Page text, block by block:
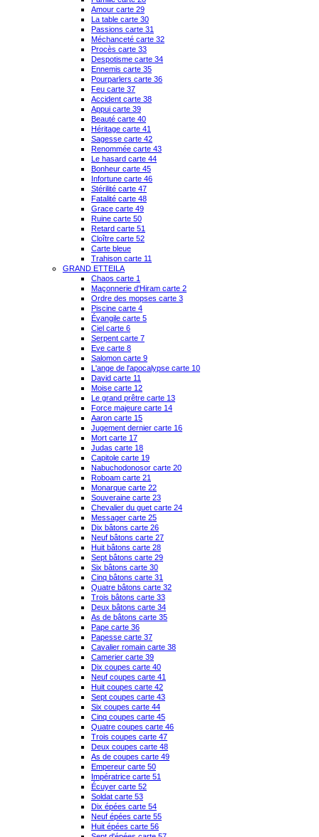
Amour carte 29
La table carte 30
Passions carte 31
Méchanceté carte 32
Procès carte 33
Despotisme carte 34
Ennemis carte 35
Pourparlers carte 36
Feu carte 37
Accident carte 38
Appui carte 39
Beauté carte 40
Héritage carte 41
Sagesse carte 42
Renommée carte 43
Le hasard carte 44
Bonheur carte 45
Infortune carte 46
Stérilité carte 47
Fatalité carte 48
Grace carte 49
Ruine carte 50
Retard carte 51
Cloître carte 52
Carte bleue
Trahison carte 11
GRAND ETTEILA
Chaos carte 1
Maçonnerie d'Hiram carte 2
Ordre des mopses carte 3
Piscine carte 4
Évangile carte 5
Ciel carte 6
Serpent carte 7
Eve carte 8
Salomon carte 9
L'ange de l'apocalypse carte 10
David carte 11
Moise carte 12
Le grand prêtre carte 13
Force majeure carte 14
Aaron carte 15
Jugement dernier carte 16
Mort carte 17
Judas carte 18
Capitole carte 19
Nabuchodonosor carte 20
Roboam carte 21
Monarque carte 22
Souveraine carte 23
Chevalier du guet carte 24
Messager carte 25
Dix bâtons carte 26
Neuf bâtons carte 27
Huit bâtons carte 28
Sept bâtons carte 29
Six bâtons carte 30
Cinq bâtons carte 31
Quatre bâtons carte 32
Trois bâtons carte 33
Deux bâtons carte 34
As de bâtons carte 35
Pape carte 36
Papesse carte 37
Cavalier romain carte 38
Camerier carte 39
Dix coupes carte 40
Neuf coupes carte 41
Huit coupes carte 42
Sept coupes carte 43
Six coupes carte 44
Cinq coupes carte 45
Quatre coupes carte 46
Trois coupes carte 47
Deux coupes carte 48
As de coupes carte 49
Empereur carte 50
Impératrice carte 51
Écuyer carte 52
Soldat carte 53
Dix épées carte 54
Neuf épées carte 55
Huit épées carte 56